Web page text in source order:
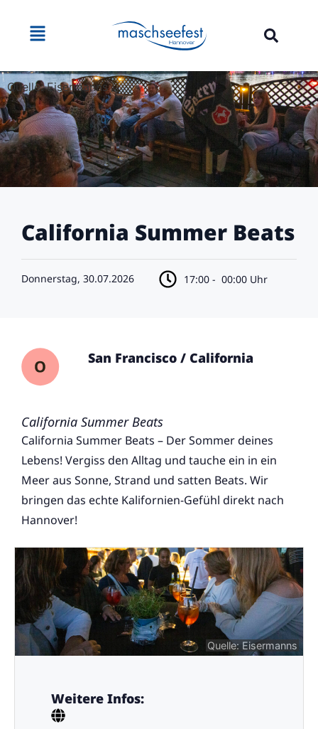
Quelle: Eisermanns
California Summer Beats
Donnerstag, 30.07.2026 17:00 - 00:00 Uhr
San Francisco / California
California Summer Beats
California Summer Beats – Der Sommer deines
Lebens! Vergiss den Alltag und tauche ein in ein
Meer aus Sonne, Strand und satten Beats. Wir
bringen das echte Kalifornien-Gefühl direkt nach
Hannover!
Quelle: Eisermanns
Weitere Infos: